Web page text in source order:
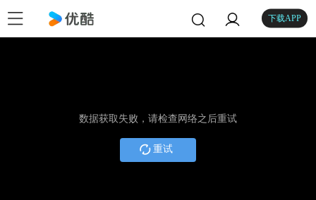
下载APP
数据获取失败，请检查网络之后重试
重试